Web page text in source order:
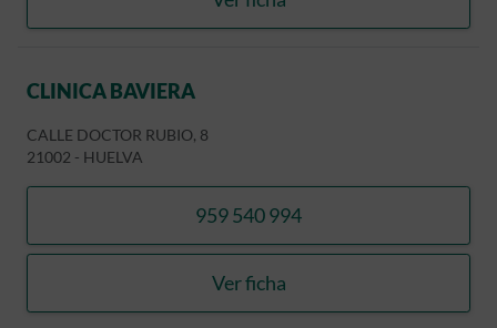
VALVERDE VAZQUEZ,
CLINICA BAVIERA
CALLE DOCTOR RUBIO, 8
21002 - HUELVA
959 540 994
llamar CLINICA BAVIERA
Ver ficha
CLINICA BAVIERA